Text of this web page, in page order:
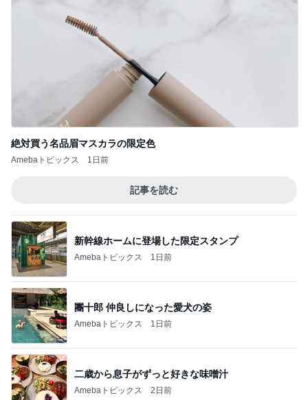
絶対買う名品眉マスカラの限定色
Amebaトピックス 1日前
記事を読む
新幹線ホームに登場した限定スタンプ
Amebaトピックス 1日前
團十郎 仲良しになった愛犬の姿
Amebaトピックス 1日前
二歳から息子がずっと好きな味噌汁
Amebaトピックス 2日前